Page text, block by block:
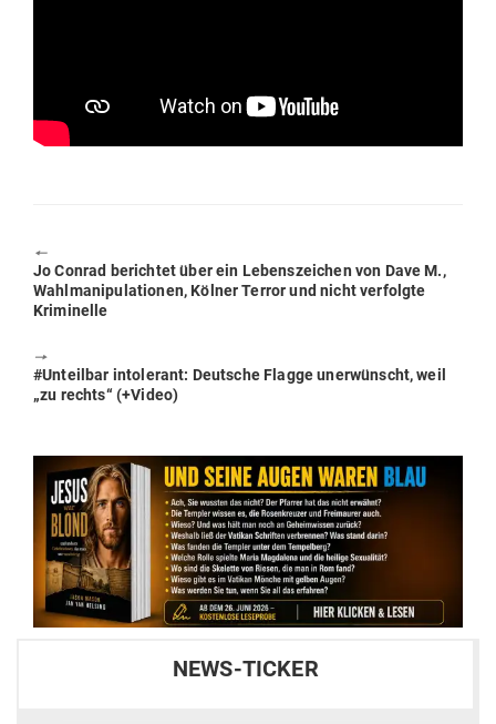
🠔
Previous
post:
Jo Conrad berichtet über ein Lebens­zeichen von Dave M.,
Wahl­ma­ni­pu­la­tionen, Kölner Terror und nicht ver­folgte
Kriminelle
🠖
Next
post:
#Unteilbar into­lerant: Deutsche Flagge uner­wünscht, weil
„zu rechts“ (+Video)
NEWS-TICKER